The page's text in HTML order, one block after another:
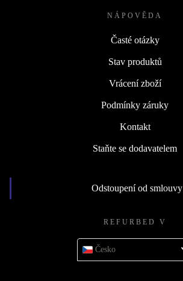
NÁPOVĚDA
Časté otázky
Stav produktů
Vrácení zboží
Podmínky záruky
Kontakt
Staňte se dodavatelem
Odstoupení od smlouvy
REFURBED V
Česko